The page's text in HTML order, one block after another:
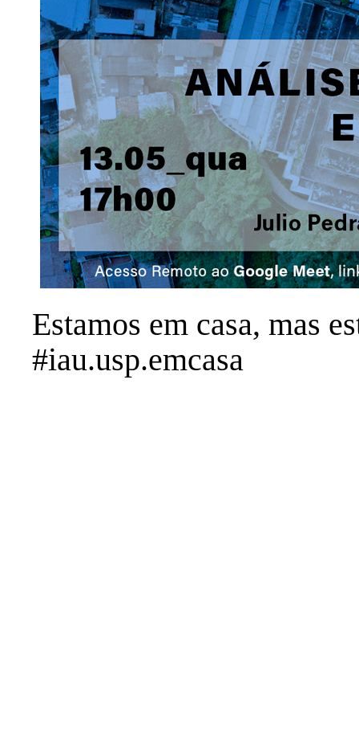
Estamos em casa, mas
#iau.usp.emcasa